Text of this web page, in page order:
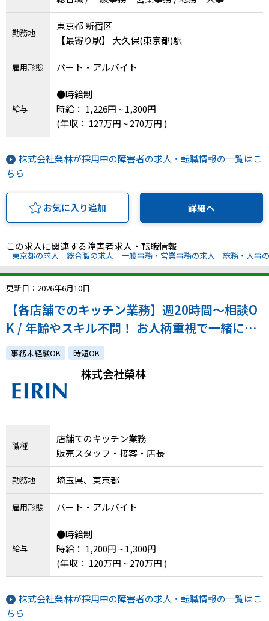
勤務地
東京都 新宿区
【最寄り駅】 大久保(東京都)駅
雇用形態 パート・アルバイト
給与
●時給制
時給： 1,226円 ~ 1,300円
(年収： 127万円 ~ 270万円 )
株式会社榮林が採用中の障害者の求人・転職情報の一覧はこ
ちら
お気に入り追加 詳細へ
この求人に関連する障害者求人・転職情報
東京都の求人 総合職の求人 一般事務・営業事務の求人 総務・人事
更新日：2026年6月10日
【各店舗でのキッチン業務】週20時間～相談O
K / 年齢やスキル不問！ お人柄重視で一緒に働
ける仲間を募集しています！
事務未経験OK 時短OK
株式会社榮林
職種
店舗てのキッチン業務
販売スタッフ・接客・店長
勤務地 埼玉県、東京都
雇用形態 パート・アルバイト
給与
●時給制
時給： 1,200円 ~ 1,300円
(年収： 120万円 ~ 270万円 )
株式会社榮林が採用中の障害者の求人・転職情報の一覧はこ
ちら